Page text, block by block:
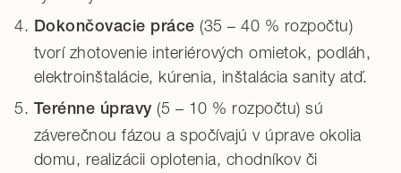
Dokončovacie práce (35 – 40 % rozpočtu)
tvorí zhotovenie interiérových omietok, podláh,
elektroinštalácie, kúrenia, inštalácia sanity atď.
Terénne úpravy (5 – 10 % rozpočtu) sú
záverečnou fázou a spočívajú v úprave okolia
domu, realizácii oplotenia, chodníkov či